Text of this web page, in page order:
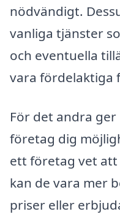
nödvändigt.
vanliga tjänster
och eventuella
vara fördelaktiga
För det andra
företag dig
ett företag vet
kan de vara mer
priser eller